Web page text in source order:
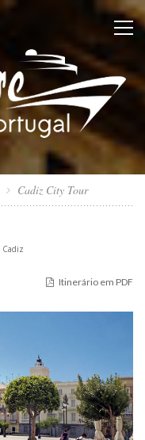
Cadiz City Tour
Cadiz
Itinerário em PDF